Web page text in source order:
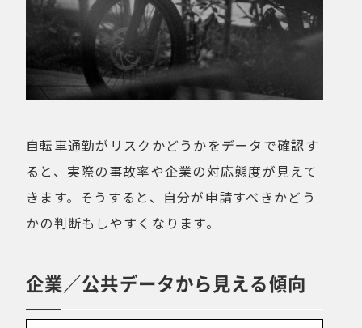
自転車通勤がリスクかどうかをデータで確認す
ると、実際の事故率や企業の対応態度が見えて
きます。そうすると、自分が申請すべきかどう
かの判断もしやすくなります。
企業／公共データから見える傾向